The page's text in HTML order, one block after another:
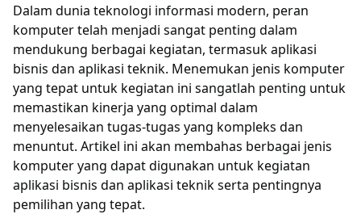
Dalam dunia teknologi informasi modern, peran
komputer telah menjadi sangat penting dalam
mendukung berbagai kegiatan, termasuk aplikasi
bisnis dan aplikasi teknik. Menemukan jenis komputer
yang tepat untuk kegiatan ini sangatlah penting untuk
memastikan kinerja yang optimal dalam
menyelesaikan tugas-tugas yang kompleks dan
menuntut. Artikel ini akan membahas berbagai jenis
komputer yang dapat digunakan untuk kegiatan
aplikasi bisnis dan aplikasi teknik serta pentingnya
pemilihan yang tepat.